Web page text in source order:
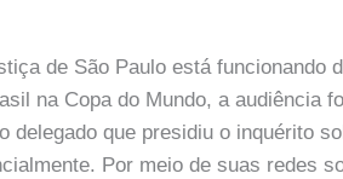
de São Paulo está funcionando
na Copa do Mundo, a audiência
delegado que presidiu o inquérito
Por meio de suas redes